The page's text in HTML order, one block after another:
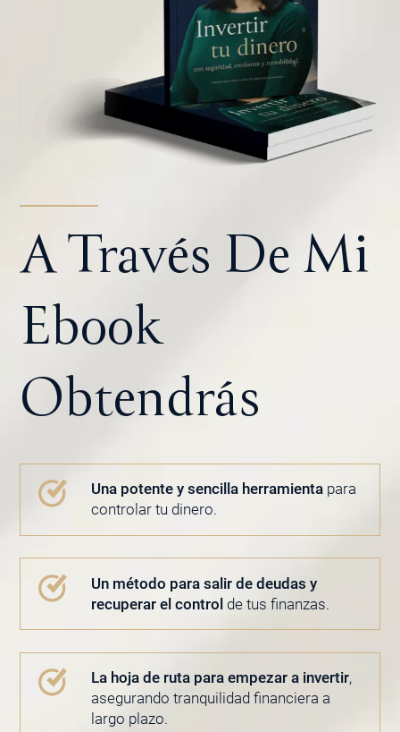
A Través De Mi
Ebook
Obtendrás
Una potente y sencilla herramienta para
controlar tu dinero.
Un método para salir de deudas y
recuperar el control de tus finanzas.
La hoja de ruta para empezar a invertir,
asegurando tranquilidad financiera a
largo plazo.